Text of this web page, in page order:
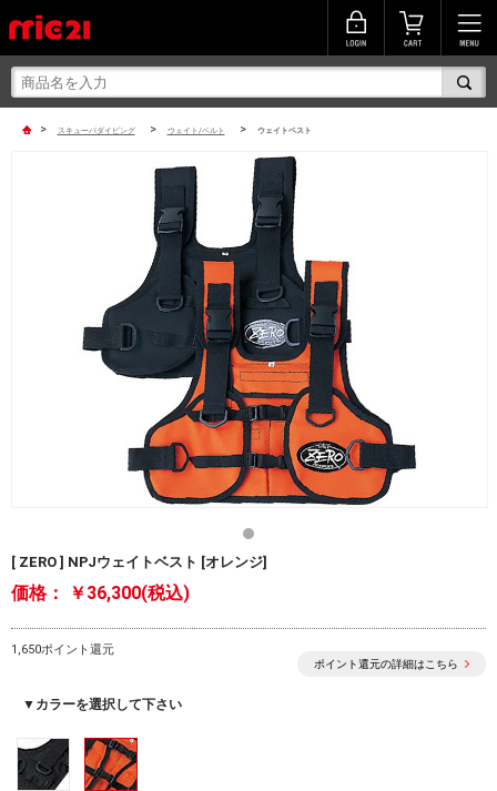
> スキューバダイビング > ウェイト/ベルト > ウェイトベスト
[ ZERO ] NPJウェイトベスト [オレンジ]
価格： ￥36,300(税込)
1,650ポイント還元
ポイント還元の詳細はこちら
▼カラーを選択して下さい